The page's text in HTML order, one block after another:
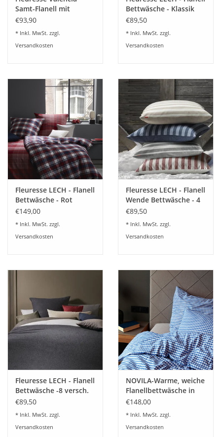
• Bettwäsche mit hochwertiger Digitaldruck
• verdeckter Qualitäts-Reißverschluss
• besonders weich und wärmend
• bügel- und pflegeleicht
Gerne beraten wir Sie dazu
07322-919376
Samt-Flanell mit
Digitaldruck 584572-9
€93,90
* Inkl. MwSt. zzgl.
Versandkosten
Bettwäsche - Klassik
Fb.9 603742
€89,50
* Inkl. MwSt. zzgl.
Versandkosten
Fleuresse LECH - Flanell
Bettwäsche - Rot
604264
€149,00
* Inkl. MwSt. zzgl.
Versandkosten
Fleuresse LECH - Flanell
Wende Bettwäsche - 4
Farben 603871
€89,50
* Inkl. MwSt. zzgl.
Versandkosten
Fleuresse LECH - Flanell
Bettwäsche -8 versch.
Unifarben 603089
€89,50
* Inkl. MwSt. zzgl.
Versandkosten
NOVILA-Warme, weiche
Flanellbettwäsche in
Karodesign blau
€148,00
* Inkl. MwSt. zzgl.
Versandkosten